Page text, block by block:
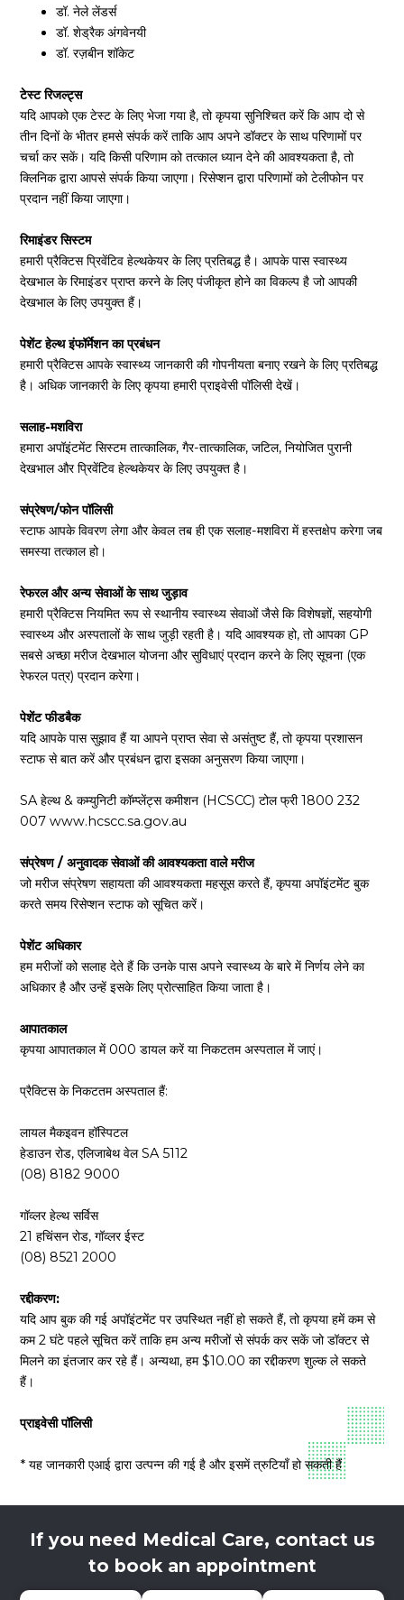
डॉ. नेले लेंडर्स
डॉ. शेड्रैक अंगवेनयी
डॉ. रज़बीन शॉकेट
टेस्ट रिजल्ट्स
यदि आपको एक टेस्ट के लिए भेजा गया है, तो कृपया सुनिश्चित करें कि आप दो से
तीन दिनों के भीतर हमसे संपर्क करें ताकि आप अपने डॉक्टर के साथ परिणामों पर
चर्चा कर सकें। यदि किसी परिणाम को तत्काल ध्यान देने की आवश्यकता है, तो
क्लिनिक द्वारा आपसे संपर्क किया जाएगा। रिसेप्शन द्वारा परिणामों को टेलीफोन पर
प्रदान नहीं किया जाएगा।
रिमाइंडर सिस्टम
हमारी प्रैक्टिस प्रिवेंटिव हेल्थकेयर के लिए प्रतिबद्ध है। आपके पास स्वास्थ्य
देखभाल के रिमाइंडर प्राप्त करने के लिए पंजीकृत होने का विकल्प है जो आपकी
देखभाल के लिए उपयुक्त हैं।
पेशेंट हेल्थ इंफॉर्मेशन का प्रबंधन
हमारी प्रैक्टिस आपके स्वास्थ्य जानकारी की गोपनीयता बनाए रखने के लिए प्रतिबद्ध
है। अधिक जानकारी के लिए कृपया हमारी प्राइवेसी पॉलिसी देखें।
सलाह-मशविरा
हमारा अपॉइंटमेंट सिस्टम तात्कालिक, गैर-तात्कालिक, जटिल, नियोजित पुरानी
देखभाल और प्रिवेंटिव हेल्थकेयर के लिए उपयुक्त है।
संप्रेषण/फोन पॉलिसी
स्टाफ आपके विवरण लेगा और केवल तब ही एक सलाह-मशविरा में हस्तक्षेप करेगा जब
समस्या तत्काल हो।
रेफरल और अन्य सेवाओं के साथ जुड़ाव
हमारी प्रैक्टिस नियमित रूप से स्थानीय स्वास्थ्य सेवाओं जैसे कि विशेषज्ञों, सहयोगी
स्वास्थ्य और अस्पतालों के साथ जुड़ी रहती है। यदि आवश्यक हो, तो आपका GP
सबसे अच्छा मरीज देखभाल योजना और सुविधाएं प्रदान करने के लिए सूचना (एक
रेफरल पत्र) प्रदान करेगा।
पेशेंट फीडबैक
यदि आपके पास सुझाव हैं या आपने प्राप्त सेवा से असंतुष्ट हैं, तो कृपया प्रशासन
स्टाफ से बात करें और प्रबंधन द्वारा इसका अनुसरण किया जाएगा।
SA हेल्थ & कम्युनिटी कॉम्प्लेंट्स कमीशन (HCSCC) टोल फ्री1800 232
007 www.hcscc.sa.gov.au
संप्रेषण / अनुवादक सेवाओं की आवश्यकता वाले मरीज
जो मरीज संप्रेषण सहायता की आवश्यकता महसूस करते हैं, कृपया अपॉइंटमेंट बुक
करते समय रिसेप्शन स्टाफ को सूचित करें।
पेशेंट अधिकार
हम मरीजों को सलाह देते हैं कि उनके पास अपने स्वास्थ्य के बारे में निर्णय लेने का
अधिकार है और उन्हें इसके लिए प्रोत्साहित किया जाता है।
आपातकाल
कृपया आपातकाल में 000 डायल करें या निकटतम अस्पताल में जाएं।
प्रैक्टिस के निकटतम अस्पताल हैं:
लायल मैकइवन हॉस्पिटल
हेडाउन रोड, एलिजाबेथ वेल SA 5112
(08) 8182 9000
गॉव्लर हेल्थ सर्विस
21 हचिंसन रोड, गॉव्लर ईस्ट
(08) 8521 2000
रद्दीकरण:
यदि आप बुक की गई अपॉइंटमेंट पर उपस्थित नहीं हो सकते हैं, तो कृपया हमें कम से
कम 2 घंटे पहले सूचित करें ताकि हम अन्य मरीजों से संपर्क कर सकें जो डॉक्टर से
मिलने का इंतजार कर रहे हैं। अन्यथा, हम $10.00 का रद्दीकरण शुल्क ले सकते
हैं।
प्राइवेसी पॉलिसी
* यह जानकारी एआई द्वारा उत्पन्न की गई है और इसमें त्रुटियाँ हो सकती हैं
If you need Medical Care, contact us
to book an appointment